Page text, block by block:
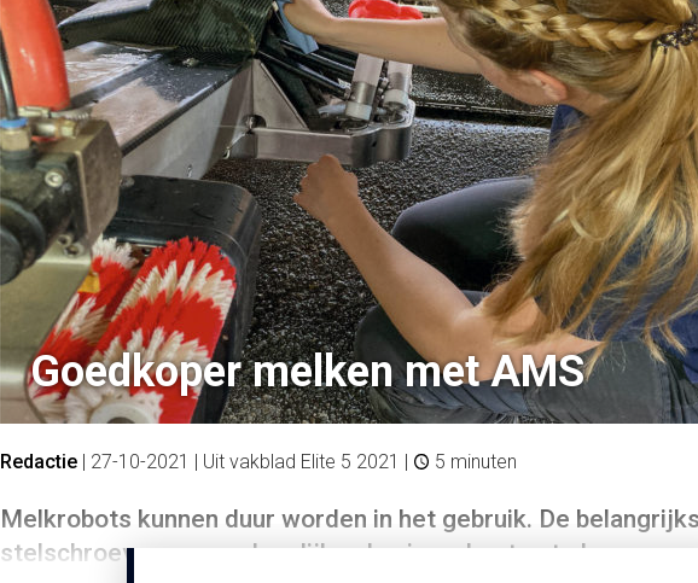
Goedkoper melken met AMS
Redactie| 27-10-2021 | Uit vakblad Elite 5 2021 | 5 minuten
Melkrobots kunnen duur worden in het gebruik. De
stelschroeven om op dagelijkse basis op kosten te besparen.